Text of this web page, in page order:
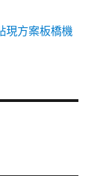
現方案板橋機